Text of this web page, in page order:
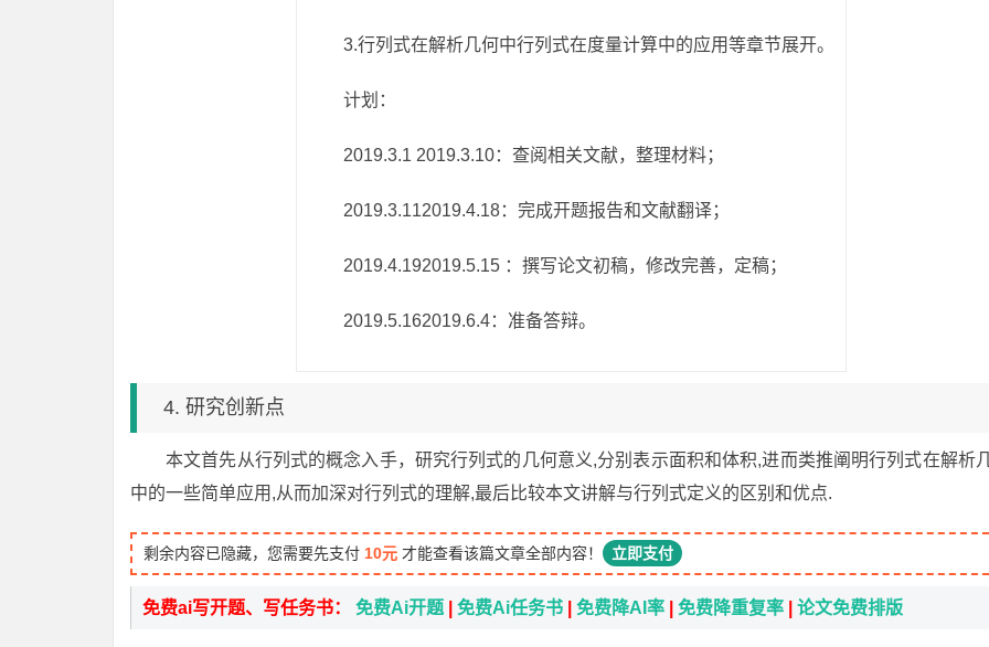
3.行列式在解析几何中行列式在度量计算中的应用等章节展开。
计划：
2019.3.1 2019.3.10：查阅相关文献，整理材料；
2019.3.112019.4.18：完成开题报告和文献翻译；
2019.4.192019.5.15 ：撰写论文初稿，修改完善，定稿；
2019.5.162019.6.4：准备答辩。
4. 研究创新点
本文首先从行列式的概念入手，研究行列式的几何意义,分别表示面积和体积,进而类推阐明行列式在解析
中的一些简单应用,从而加深对行列式的理解,最后比较本文讲解与行列式定义的区别和优点.
剩余内容已隐藏，您需要先支付 10元 才能查看该篇文章全部内容！ 立即支付
免费ai写开题、写任务书： 免费Ai开题 免费Ai任务书 免费降AI率 免费降重复率 论文免费排版